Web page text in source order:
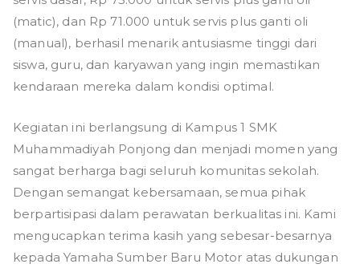
(matic), dan Rp 71.000 untuk servis plus ganti oli
(manual), berhasil menarik antusiasme tinggi dari
siswa, guru, dan karyawan yang ingin memastikan
kendaraan mereka dalam kondisi optimal.
Kegiatan ini berlangsung di Kampus 1 SMK
Muhammadiyah Ponjong dan menjadi momen yang
sangat berharga bagi seluruh komunitas sekolah.
Dengan semangat kebersamaan, semua pihak
berpartisipasi dalam perawatan berkualitas ini. Kami
mengucapkan terima kasih yang sebesar-besarnya
kepada Yamaha Sumber Baru Motor atas dukungan